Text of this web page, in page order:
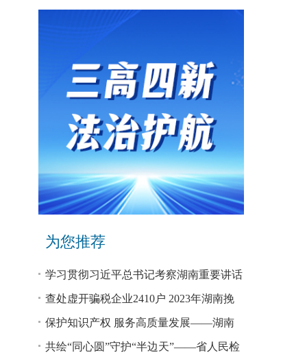
为您推荐
学习贯彻习近平总书记考察湖南重要讲话
和指示精神专题研讨班开班
查处虚开骗税企业2410户 2023年湖南挽
回税款损失48.2亿元
保护知识产权 服务高质量发展——湖南
省公安厅公布打击侵犯知识产权犯罪10起
共绘“同心圆”守护“半边天”——省人民检